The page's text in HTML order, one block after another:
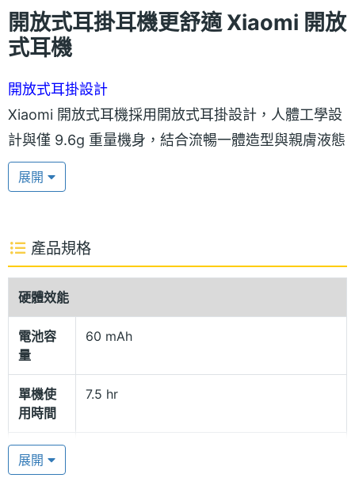
開放式耳掛耳機更舒適 Xiaomi 開放
式耳機
開放式耳掛設計
Xiaomi 開放式耳機採用開放式耳掛設計，人體工學設
計與僅 9.6g 重量機身，結合流暢一體造型與親膚液態
矽膠材質，柔軟貼耳也更通透、舒適無負擔。耳掛內
嵌柔性鎳鈦合金絲，無論日常行動、劇烈運動都不易
暫停音樂、切換音樂與接聽電話，同時具備 IP54 防塵
防水，運動日常使用也不必擔心。
LHDC 音訊編碼
Xiaomi 開放式耳機配置超線性 DLC 振膜發聲單元，
制，高中低三頻都帶來優異的聽覺感受；並支援 Hi-
Res Wireless Audio 認證、LHDC 音訊編碼，帶來最
高 96kHz 高傳真音訊，享受更高品質的音樂體驗，搭
配小米 App 也可選用多種音效效果，滿足多樣的音樂
展開
產品規格
硬體效能
電池容
量
60 mAh
單機使
用時間
7.5 hr
含充電
盒使用
展開